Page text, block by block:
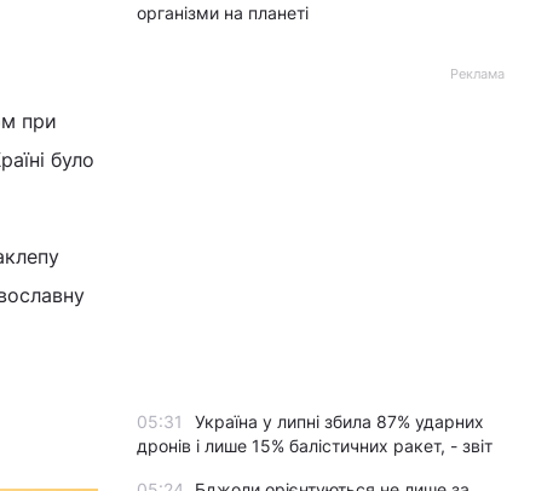
при
було
організми на планеті
Реклама
05:31
Україна у липні збила 87% ударних
дронів і лише 15% балістичних ракет, - звіт